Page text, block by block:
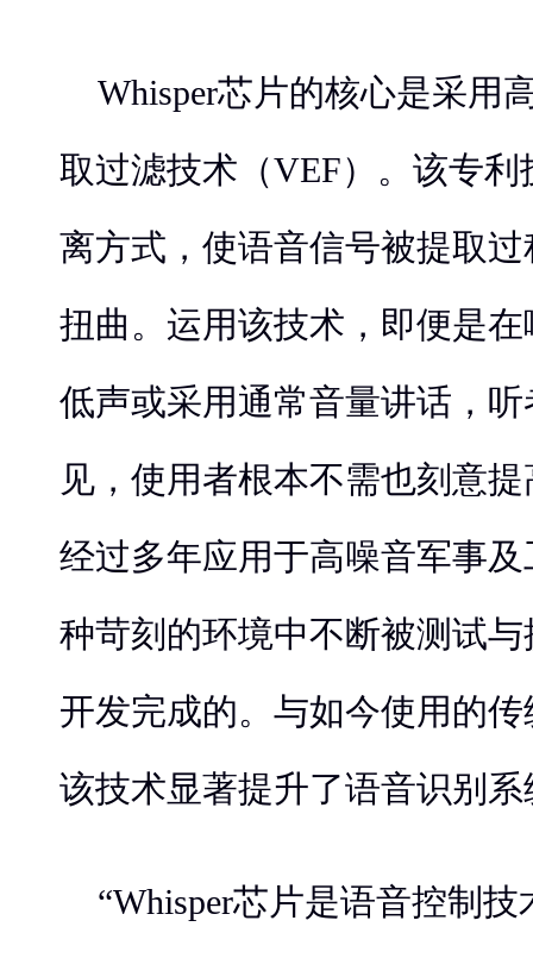
Whisper芯片的核心是采用
取过滤技术（VEF）。该专
离方式，使语音信号被提取
扭曲。运用该技术，即便是
低声或采用通常音量讲话，
见，使用者根本不需也刻意
经过多年应用于高噪音军事
种苛刻的环境中不断被测试
开发完成的。与如今使用的
该技术显著提升了语音识别
“Whisper芯片是语音控制